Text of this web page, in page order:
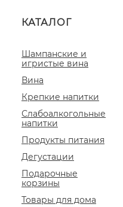
КАТАЛОГ
Шампанские и
игристые вина
Вина
Крепкие напитки
Слабоалкогольные
напитки
Продукты питания
Дегустации
Подарочные
корзины
Товары для дома